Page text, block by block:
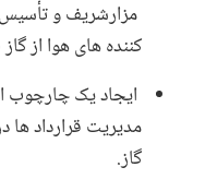
مزارشریف و تأسیس
کننده های هوا از
ایجاد یک چارچوب
مدیریت قرارداد ها
گاز.